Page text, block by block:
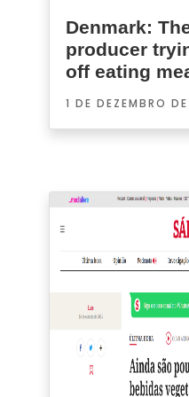
Denmark:
producer
off eating
1 DE DEZEMBRO